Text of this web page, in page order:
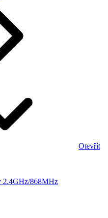
Otevřít
2.4GHz/868MHz